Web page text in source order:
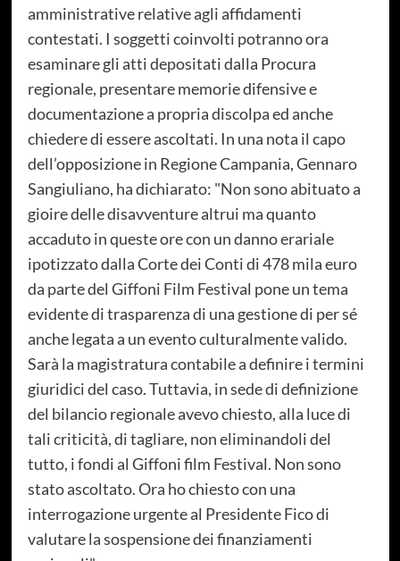
amministrative relative agli affidamenti
contestati. I soggetti coinvolti potranno ora
esaminare gli atti depositati dalla Procura
regionale, presentare memorie difensive e
documentazione a propria discolpa ed anche
chiedere di essere ascoltati. In una nota il capo
dell’opposizione in Regione Campania, Gennaro
Sangiuliano, ha dichiarato: "Non sono abituato a
gioire delle disavventure altrui ma quanto
accaduto in queste ore con un danno erariale
ipotizzato dalla Corte dei Conti di 478 mila euro
da parte del Giffoni Film Festival pone un tema
evidente di trasparenza di una gestione di per sé
anche legata a un evento culturalmente valido.
Sarà la magistratura contabile a definire i termini
giuridici del caso. Tuttavia, in sede di definizione
del bilancio regionale avevo chiesto, alla luce di
tali criticità, di tagliare, non eliminandoli del
tutto, i fondi al Giffoni film Festival. Non sono
stato ascoltato. Ora ho chiesto con una
interrogazione urgente al Presidente Fico di
valutare la sospensione dei finanziamenti